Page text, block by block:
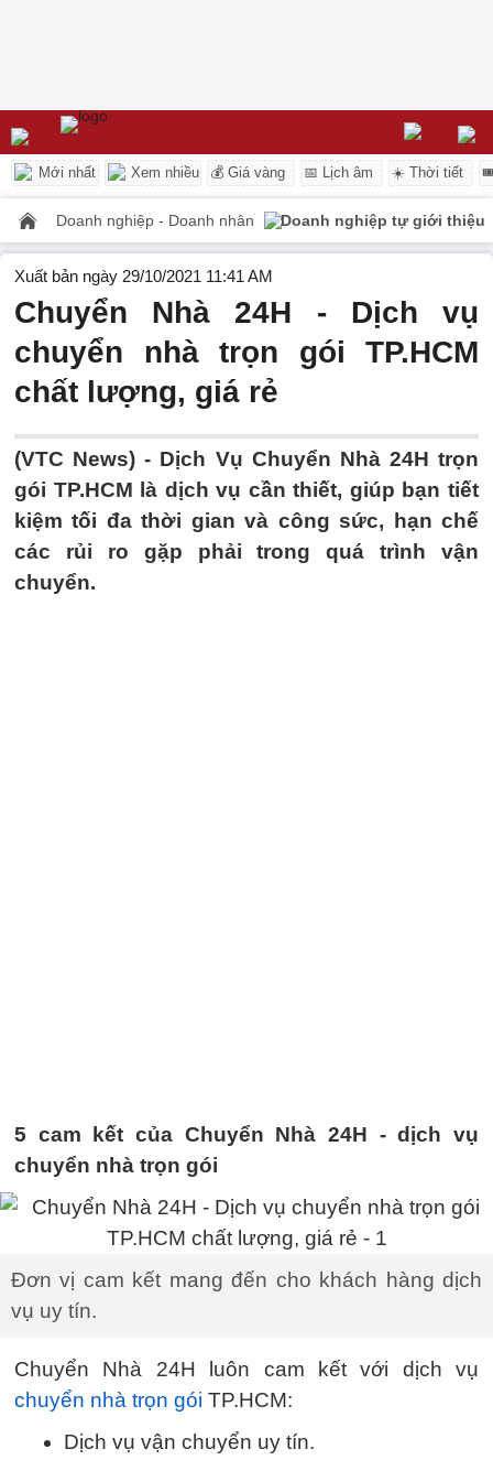
Mới nhất Xem nhiều 💰 Giá vàng 📅 Lịch âm ☀️ Thời tiết
Doanh nghiệp - Doanh nhân Doanh nghiệp tự giới thiệu
Xuất bản ngày 29/10/2021 11:41 AM
Chuyển Nhà 24H - Dịch vụ
chuyển nhà trọn gói TP.HCM
chất lượng, giá rẻ
(VTC News) - Dịch Vụ Chuyển Nhà 24H trọn
gói TP.HCM là dịch vụ cần thiết, giúp bạn tiết
kiệm tối đa thời gian và công sức, hạn chế
các rủi ro gặp phải trong quá trình vận
chuyển.
5 cam kết của Chuyển Nhà 24H - dịch vụ
chuyển nhà trọn gói
Đơn vị cam kết mang đến cho khách hàng dịch
vụ uy tín.
Chuyển Nhà 24H luôn cam kết với dịch vụ
chuyển nhà trọn gói TP.HCM:
Dịch vụ vận chuyển uy tín.